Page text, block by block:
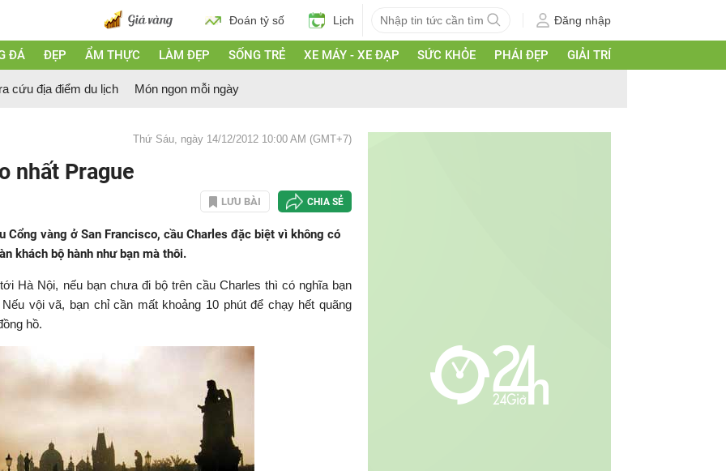
Đoán tỷ số Lịch Đăng nhập
ĐÁ ĐẸP ẨM THỰC LÀM ĐẸP SỐNG TRẺ XE MÁY - XE ĐẠP SỨC KHỎE PHÁI ĐẸP GIẢI TRÍ
cứu địa điểm du lịch Món ngon mỗi ngày
Thứ Sáu, ngày 14/12/2012 10:00 AM (GMT+7)
nhất Prague
LƯU BÀI CHIA SẺ
Cổng vàng ở San Francisco, cầu Charles đặc biệt vì không có
khách bộ hành như bạn mà thôi.
Hà Nội, nếu bạn chưa đi bộ trên cầu Charles thì có nghĩa bạn
vội vã, bạn chỉ cần mất khoảng 10 phút để chạy hết quãng
hồ.